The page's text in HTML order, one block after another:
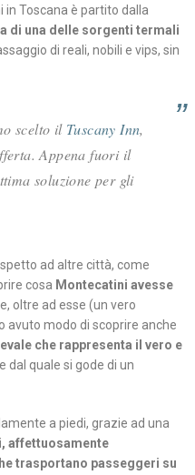
in Toscana è partito dalla
di una delle sorgenti termali
di reali, nobili e vips, sin
scelto il Tuscany Inn,
Appena fuori il
soluzione per gli
ad altre città, come
cosa Montecatini avesse
oltre ad esse (un vero
avuto modo di scoprire anche
che rappresenta il vero e
dal quale si gode di un
a piedi, grazie ad una
affettuosamente
trasportano passeggeri su